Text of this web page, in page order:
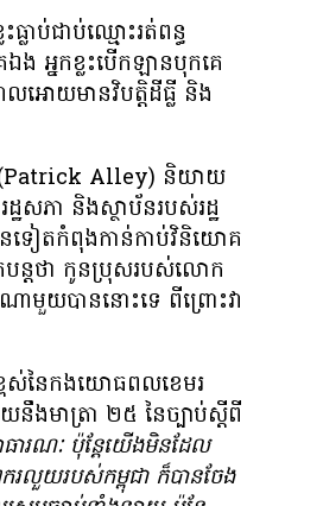
លាប់​ជាប់​ឈ្មោះ​រត់ពន្ធ​
ង អ្នក​ខ្លះ​បើកឡាន​បុក​គេ​
ល​អោយ​មាន​វិបត្តិ​ដីធ្លី និង​
(Patrick Alley) និយាយ​
សភា និង​ស្ថាប័ន​របស់​រដ្ឋ​
ទៀត​កំពុង​កាន់កាប់​វិនិយោគ
បន្ត​ថា កូនប្រុស​របស់​លោក
មួយ​បាន​នោះ​ទេ ពីព្រោះ​វា​
ពស់​នៃ​កង​យោធពល​ខេមរ
នឹង​មាត្រា ២៥ នៃ​ច្បាប់​ស្ដីពី​
ធារណៈ ប៉ុន្តែ​យើង​មិន​ដែល​
ករលួយ​របស់​កម្ពុជា ក៏​បាន​ចែង​